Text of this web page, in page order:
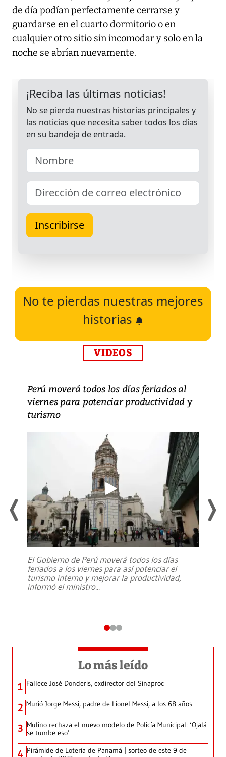
de día podían perfectamente cerrarse y
guardarse en el cuarto dormitorio o en
cualquier otro sitio sin incomodar y solo en la
noche se abrían nuevamente.
No te pierdas nuestras mejores
historias
VIDEOS
Perú moverá todos los días feriados al
viernes para potenciar productividad y
turismo
El Gobierno de Perú moverá todos los días
feriados a los viernes para así potenciar el
turismo interno y mejorar la productividad,
informó el ministro...
Lo más leído
1 Fallece José Donderis, exdirector del Sinaproc
2 Murió Jorge Messi, padre de Lionel Messi, a los 68 años
3 Mulino rechaza el nuevo modelo de Policía Municipal: ‘Ojalá
se tumbe eso’
4 Pirámide de Lotería de Panamá | sorteo de este 9 de